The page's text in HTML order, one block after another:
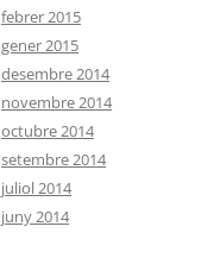
febrer 2015
gener 2015
desembre 2014
novembre 2014
octubre 2014
setembre 2014
juliol 2014
juny 2014